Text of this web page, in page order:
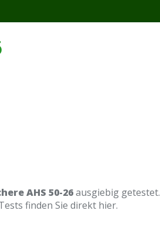
AHS 50-26ausgiebig getestet.
finden Sie direkt hier.